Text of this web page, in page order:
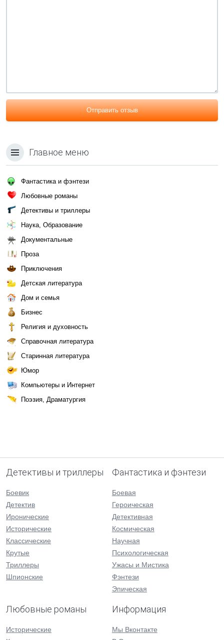
Отправить отзыв
Главное меню
Фантастика и фэнтези
Любовные романы
Детективы и триллеры
Наука, Образование
Документальные
Проза
Приключения
Детская литература
Дом и семья
Бизнес
Религия и духовность
Справочная литература
Старинная литература
Юмор
Компьютеры и Интернет
Поэзия, Драматургия
Детективы и триллеры
Боевик
Детектив
Иронические
Исторические
Классические
Крутые
Триллеры
Шпионские
Фантастика и фэнтези
Боевая
Героическая
Детективная
Космическая
Научная
Психологическая
Ужасы и Мистика
Фэнтези
Эпическая
Любовные романы
Исторические
Информация
Мы Вконтакте